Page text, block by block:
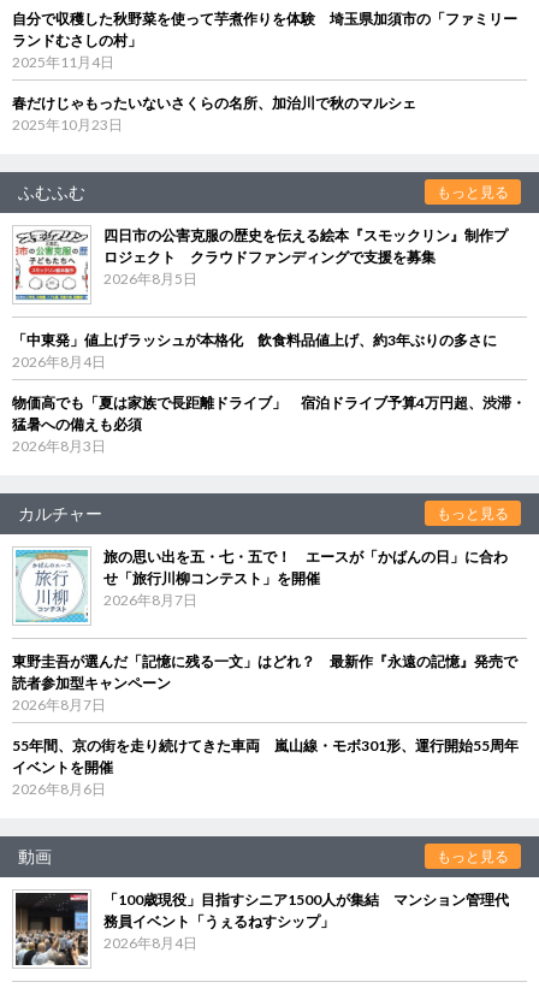
自分で収穫した秋野菜を使って芋煮作りを体験 埼玉県加須市の「ファミリー
ランドむさしの村」
2025年11月4日
春だけじゃもったいないさくらの名所、加治川で秋のマルシェ
2025年10月23日
ふむふむ もっと見る
四日市の公害克服の歴史を伝える絵本『スモックリン』制作プ
ロジェクト クラウドファンディングで支援を募集
2026年8月5日
「中東発」値上げラッシュが本格化 飲食料品値上げ、約3年ぶりの多さに
2026年8月4日
物価高でも「夏は家族で長距離ドライブ」 宿泊ドライブ予算4万円超、渋滞・
猛暑への備えも必須
2026年8月3日
カルチャー もっと見る
旅の思い出を五・七・五で！ エースが「かばんの日」に合わ
せ「旅行川柳コンテスト」を開催
2026年8月7日
東野圭吾が選んだ「記憶に残る一文」はどれ？ 最新作『永遠の記憶』発売で
読者参加型キャンペーン
2026年8月7日
55年間、京の街を走り続けてきた車両 嵐山線・モボ301形、運行開始55周年
イベントを開催
2026年8月6日
動画 もっと見る
「100歳現役」目指すシニア1500人が集結 マンション管理代
務員イベント「うぇるねすシップ」
2026年8月4日